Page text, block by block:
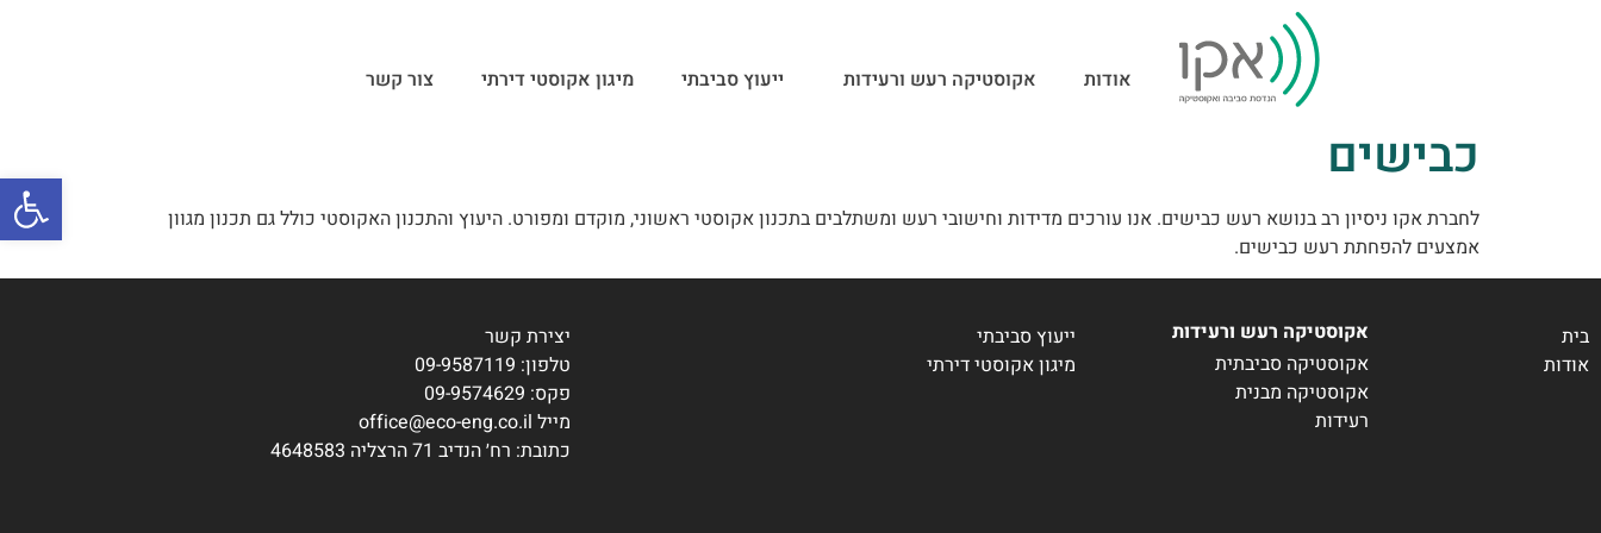
פתח
אודות אקוסטיקה רעש ורעידות ייעוץ סביבתי מיגון אקוסטי דירתי צור קשר
כבישים
לחברת אקו ניסיון רב בנושא רעש כבישים. אנו עורכים מדידות וחישובי רעש ומשתלבים בתכנון אקוסטי ראשוני, מוקדם ומפורט. היעוץ והתכנון האקוסטי כולל גם תכנון מגוון
אמצעים להפחתת רעש כבישים.
בית
אודות
אקוסטיקה רעש ורעידות
אקוסטיקה סביבתית
אקוסטיקה מבנית
רעידות
ייעוץ סביבתי
מיגון אקוסטי דירתי
יצירת קשר
טלפון: 09-9587119
פקס: 09-9574629
מייל office@eco-eng.co.il
כתובת: רח׳ הנדיב 71 הרצליה 4648583